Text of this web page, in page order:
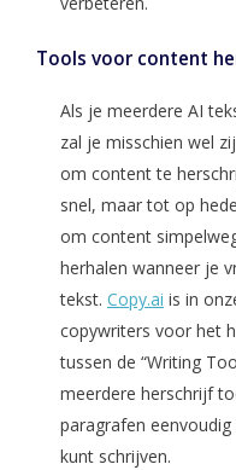
Tools voor content
Als je meerdere AI
zal je misschien wel
om content te
snel, maar tot op
om content
herhalen wanneer je
tekst. Copy.ai is in
copywriters voor het
tussen de “Writing
meerdere herschrijf
paragrafen
kunt schrijven.